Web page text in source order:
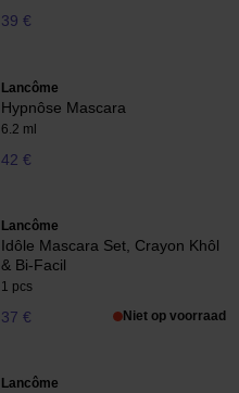
39 €
Lancôme
Hypnôse Mascara
6.2 ml
42 €
Lancôme
Idôle Mascara Set, Crayon Khôl
& Bi-Facil
1 pcs
37 € Niet op voorraad
Lancôme